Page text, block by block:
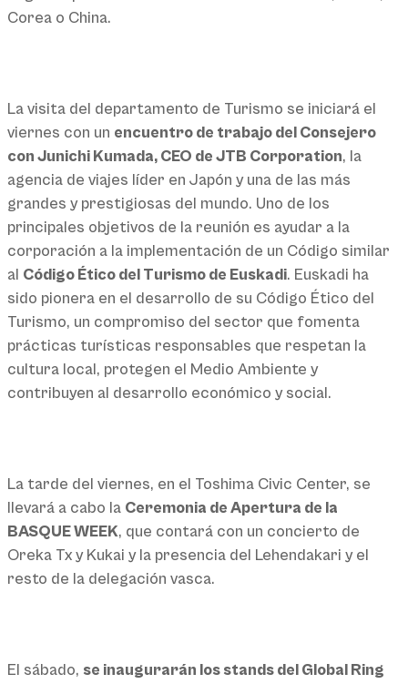
Corea o China.
La visita del departamento de Turismo se iniciará el
viernes con un encuentro de trabajo del Consejero
con Junichi Kumada, CEO de JTB Corporation, la
agencia de viajes líder en Japón y una de las más
grandes y prestigiosas del mundo. Uno de los
principales objetivos de la reunión es ayudar a la
corporación a la implementación de un Código similar
al Código Ético del Turismo de Euskadi. Euskadi ha
sido pionera en el desarrollo de su Código Ético del
Turismo, un compromiso del sector que fomenta
prácticas turísticas responsables que respetan la
cultura local, protegen el Medio Ambiente y
contribuyen al desarrollo económico y social.
La tarde del viernes, en el Toshima Civic Center, se
llevará a cabo la Ceremonia de Apertura de la
BASQUE WEEK, que contará con un concierto de
Oreka Tx y Kukai y la presencia del Lehendakari y el
resto de la delegación vasca.
El sábado, se inaugurarán los stands del Global Ring